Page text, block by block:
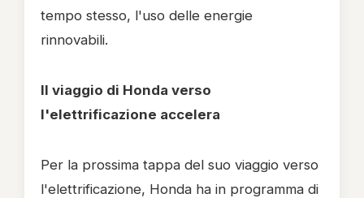
tempo stesso, l'uso delle energie
rinnovabili.
Il viaggio di Honda verso
l'elettrificazione accelera
Per la prossima tappa del suo viaggio verso
l'elettrificazione, Honda ha in programma di